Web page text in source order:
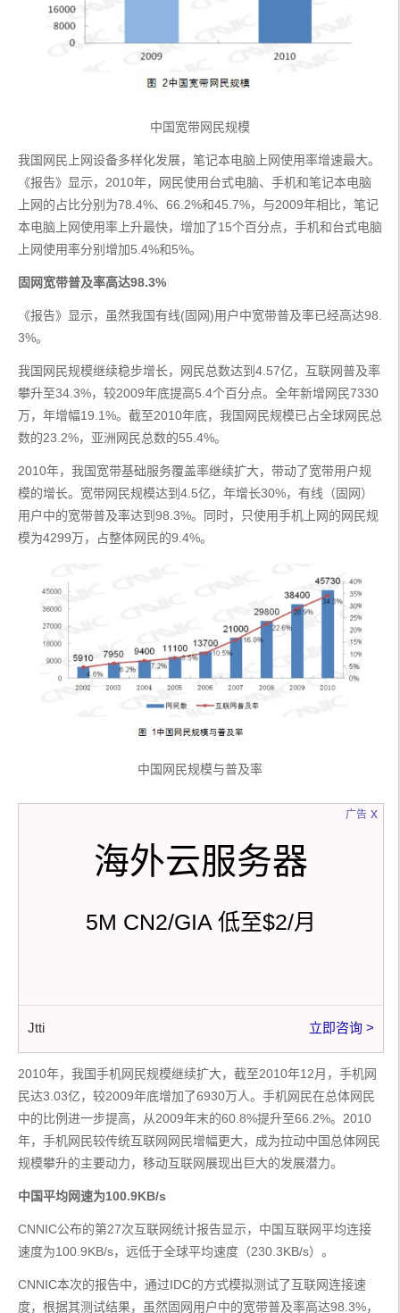
中国宽带网民规模
我国网民上网设备多样化发展，笔记本电脑上网使用率增速最大。
《报告》显示，2010年，网民使用台式电脑、手机和笔记本电脑
上网的占比分别为78.4%、66.2%和45.7%，与2009年相比，笔记
本电脑上网使用率上升最快，增加了15个百分点，手机和台式电脑
上网使用率分别增加5.4%和5%。
固网宽带普及率高达98.3%
《报告》显示，虽然我国有线(固网)用户中宽带普及率已经高达98.
3%。
我国网民规模继续稳步增长，网民总数达到4.57亿，互联网普及率
攀升至34.3%，较2009年底提高5.4个百分点。全年新增网民7330
万，年增幅19.1%。截至2010年底，我国网民规模已占全球网民总
数的23.2%，亚洲网民总数的55.4%。
2010年，我国宽带基础服务覆盖率继续扩大，带动了宽带用户规
模的增长。宽带网民规模达到4.5亿，年增长30%，有线（固网）
用户中的宽带普及率达到98.3%。同时，只使用手机上网的网民规
模为4299万，占整体网民的9.4%。
中国网民规模与普及率
广告
海外云服务器
5M CN2/GIA 低至$2/月
Jtti 立即咨询 >
x
2010年，我国手机网民规模继续扩大，截至2010年12月，手机网
民达3.03亿，较2009年底增加了6930万人。手机网民在总体网民
中的比例进一步提高，从2009年末的60.8%提升至66.2%。2010
年，手机网民较传统互联网网民增幅更大，成为拉动中国总体网民
规模攀升的主要动力，移动互联网展现出巨大的发展潜力。
中国平均网速为100.9KB/s
CNNIC公布的第27次互联网统计报告显示，中国互联网平均连接
速度为100.9KB/s，远低于全球平均速度（230.3KB/s）。
CNNIC本次的报告中，通过IDC的方式模拟测试了互联网连接速
度，根据其测试结果，虽然固网用户中的宽带普及率高达98.3%，